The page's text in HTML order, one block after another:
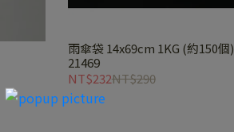
雨傘袋 14x69cm 1KG (約150個
21469
NT$232NT$290